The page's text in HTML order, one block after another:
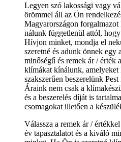
Legyen szó lakossági vagy
örömmel áll az Ön
Magyarországon
nálunk függetlenül attól,
Hívjon minket, mondja el
szeretné és adunk önnek
minőségű és remek ár / érték
klímákat kínálunk, amelyeket
szakszerűen beszerelünk
Áraink nem csak a
és a beszerelés díját is
csomagokat illetően a
Válassza a remek ár /
év tapasztalatot és a kiváló